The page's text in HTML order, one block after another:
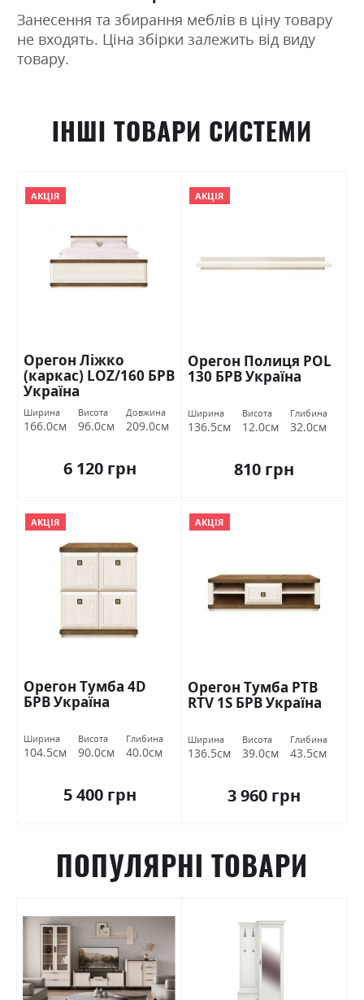
Занесення та збирання меблів в ціну товару
не входять. Ціна збірки залежить від виду
товару.
ІНШІ ТОВАРИ СИСТЕМИ
АКЦІЯ
Орегон Ліжко
(каркас) LOZ/160 БРВ
Україна
Ширина
166.0см
Висота
96.0см
Довжина
209.0см
6 120 грн
АКЦІЯ
Орегон Полиця POL
130 БРВ Україна
Ширина
136.5см
Висота
12.0см
Глибина
32.0см
810 грн
АКЦІЯ
Орегон Тумба 4D
БРВ Україна
Ширина
104.5см
Висота
90.0см
Глибина
40.0см
5 400 грн
АКЦІЯ
Орегон Тумба РТВ
RTV 1S БРВ Україна
Ширина
136.5см
Висота
39.0см
Глибина
43.5см
3 960 грн
ПОПУЛЯРНІ ТОВАРИ